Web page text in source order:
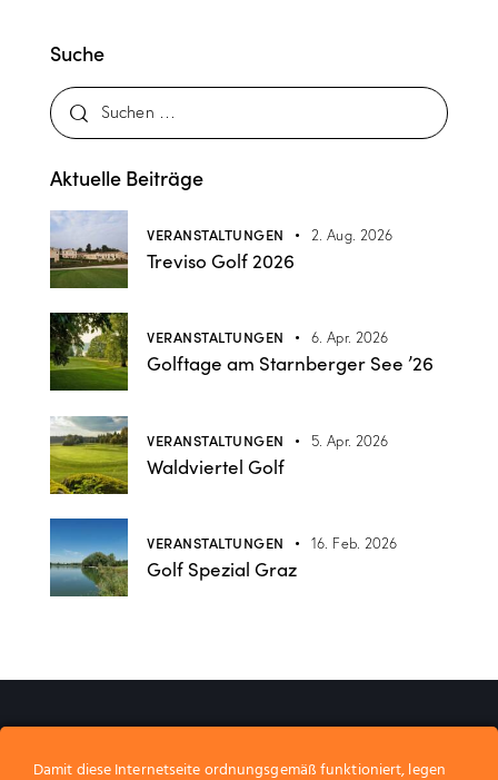
Suche
Aktuelle Beiträge
VERANSTALTUNGEN 2. Aug. 2026
Treviso Golf 2026
VERANSTALTUNGEN 6. Apr. 2026
Golftage am Starnberger See ’26
VERANSTALTUNGEN 5. Apr. 2026
Waldviertel Golf
VERANSTALTUNGEN 16. Feb. 2026
Golf Spezial Graz
Wir freuen uns a_
Damit diese Internetseite ordnungsgemäß funktioniert, legen